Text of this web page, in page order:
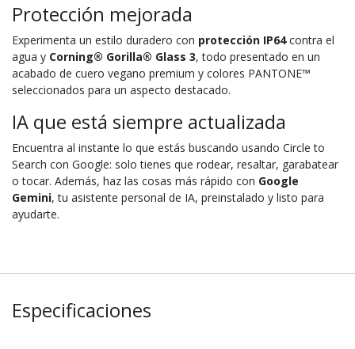
Protección mejorada
Experimenta un estilo duradero con protección IP64contra el
agua y Corning® Gorilla® Glass 3, todo presentado en un
acabado de cuero vegano premium y colores PANTONE™
seleccionados para un aspecto destacado.
IA que está siempre actualizada
Encuentra al instante lo que estás buscando usando Circle to
Search con Google: solo tienes que rodear, resaltar, garabatear
o tocar. Además, haz las cosas más rápido con Google
Gemini, tu asistente personal de IA, preinstalado y listo para
ayudarte.
Especificaciones